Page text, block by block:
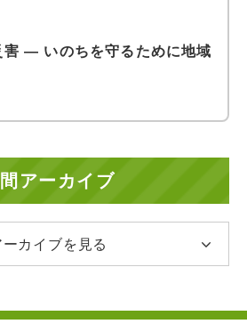
害 ― いのちを守るために地域
アーカイブ
ーカイブを見る